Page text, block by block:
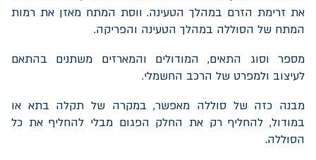
את זרימת הזרם במהלך הטעינה. ווסת המתח מאזן את רמות
המתח של הסוללה במהלך הטעינה והפריקה.
מספר וסוג התאים, המודולים והמארזים משתנים בהתאם
לעיצוב ולמפרט של הרכב החשמלי.
מבנה כזה של סוללה מאפשר, במקרה של תקלה בתא או
במודול, להחליף רק את החלק הפגום מבלי להחליף את כל
הסוללה.